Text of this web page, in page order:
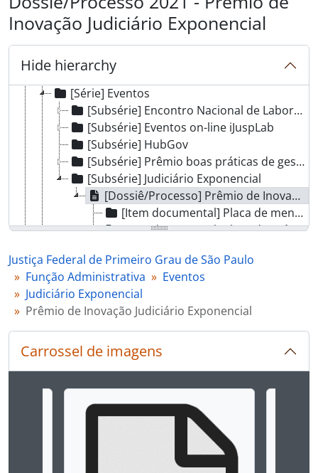
Inovação Judiciário Exponencial
Hide hierarchy
[Fundo] Justiça Federal de Primeiro Grau de São Paulo
[Seção] Função Administrativa
[Série] Eventos
[Subsérie] Encontro Nacional de Laboratórios de Inovação do Poder Judiciário
[Subsérie] Eventos on-line iJuspLab
[Subsérie] HubGov
[Subsérie] Prêmio boas práticas de gestão
[Subsérie] Judiciário Exponencial
[Dossiê/Processo] Prêmio de Inovação Judiciário Exponencial
[Item documental] Placa de menção honrosa à Gisele Molinari Fessore
[Item documental] Placa do Prêmio de Inovação Judiciário Exponencial : categoria Laboratórios de Inovação
[Série] Cerimonial
[Série] Programas
[Seção] Função Judicial
Justiça Federal de Primeiro Grau de São Paulo
Função Administrativa
Eventos
Judiciário Exponencial
Prêmio de Inovação Judiciário Exponencial
Carrossel de imagens
Ao alterar o slide atual deste carrossel, o título